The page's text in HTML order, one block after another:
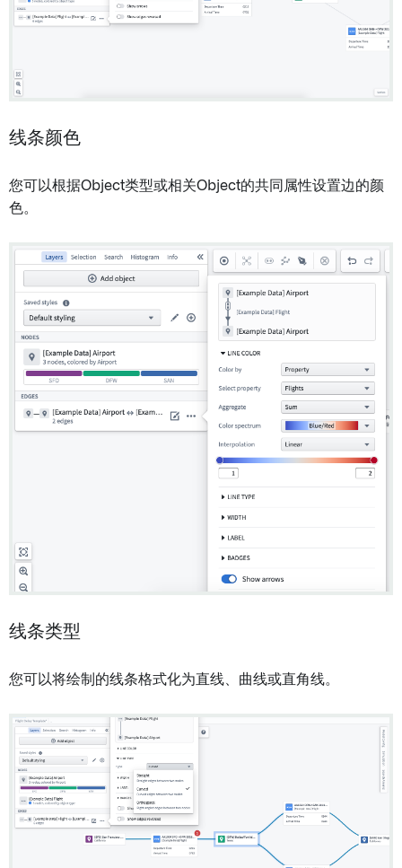
线条颜色
您可以根据Object类型或相关Object的共同属性设置边的颜
色。
线条类型
您可以将绘制的线条格式化为直线、曲线或直角线。